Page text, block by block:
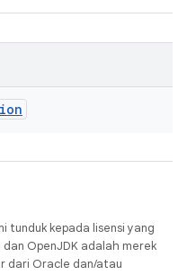
tunduk kepada lisensi yang
dan OpenJDK adalah merek
dari Oracle dan/atau